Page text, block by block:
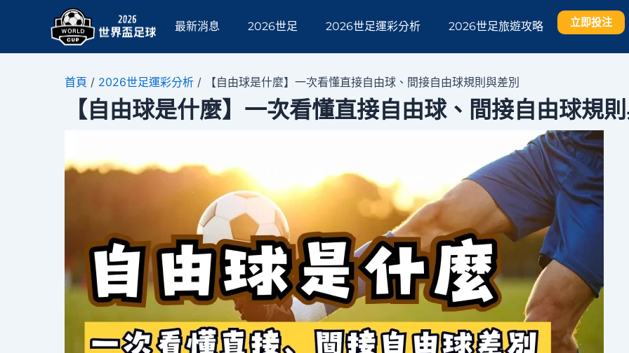
最新消息 2026世足 2026世足運彩分析 2026世足旅遊攻略 立即投注
首頁 / 2026世足運彩分析 / 【自由球是什麼】一次看懂直接自由球、間接自由球規則與差別
【自由球是什麼】一次看懂直接自由球、間接自由球規
Post
navigation